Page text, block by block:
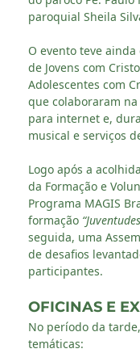
paroquial Sheila
O evento teve
de Jovens com
Adolescentes com
que colaboraram
para internet e,
musical e serviços
Logo após a
da Formação e
Programa MAGIS
formação
seguida, uma
de desafios
participantes.
OFICINAS E
No período da
temáticas: